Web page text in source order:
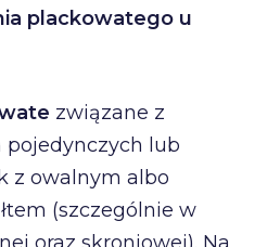
plackowatego u
związane z
lub
z owalnym albo
(szczególnie w